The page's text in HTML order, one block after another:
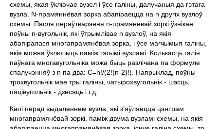
схемы, якая ўключае вузел i ўсе галiны, далучаныя да гэтага
вузла. N-прамяннёвая зорка абапiраецца на n другiх вузлоў
схемы. Пасля пераўтварэння n-прамянёвай зоркi ўзнiкае
поўны n-вугольнiк, якi ўтрымлiвае n вузлоў, на якiя
абапiралася многапрамянёвая зорка, i ўсе магчымыя галiны,
якiя можна ўключыць памiж гэтымi вузламi. Колькасць галiн
паўнага многавугольнiка можа быць разлiчана па формуле
спалучэнняў з n па два: C=n!/(2!(n-2)!). Напрыклад, поўны
трохвугольнiк мае тры галiны, чатырохвугольнiк - шэсць,
пяцiвугольнiк - дзесяць i г.д.
Калi перад выдаленнем вузла, які з’яўляецца цэнтрам
многапрамянёвай зоркі, памiж двума вузламi схемы, на якiя